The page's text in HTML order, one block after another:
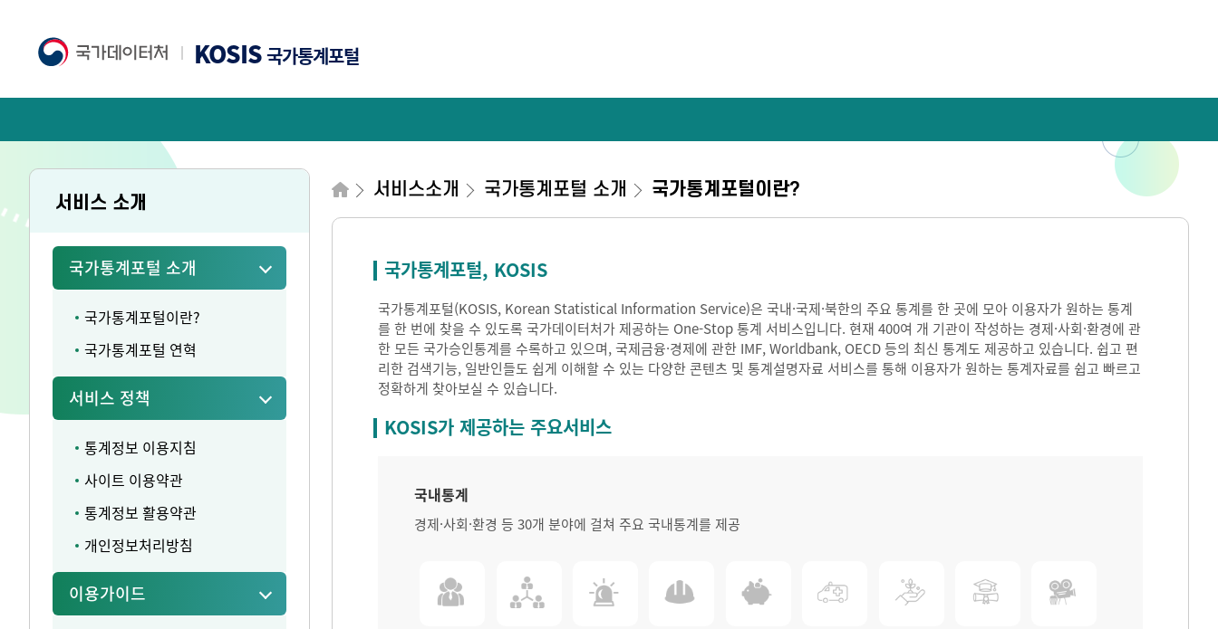
KOSIS국가통계포털
서비스 소개
국가통계포털 소개
국가통계포털이란?
국가통계포털 연혁
서비스 정책
통계정보 이용지침
사이트 이용약관
통계정보 활용약관
개인정보처리방침
이용가이드
서비스소개 국가통계포털 소개 국가통계포털이란?
국가통계포털, KOSIS
국가통계포털(KOSIS, Korean Statistical Information Service)은 국내·국제·북한의 주요 통계를 한 곳에 모아 이용자가 원하는 통계
를 한 번에 찾을 수 있도록 국가데이터처가 제공하는 One-Stop 통계 서비스입니다. 현재 400여 개 기관이 작성하는 경제·사회·환경에 관
한 모든 국가승인통계를 수록하고 있으며, 국제금융·경제에 관한 IMF, Worldbank, OECD 등의 최신 통계도 제공하고 있습니다. 쉽고 편
리한 검색기능, 일반인들도 쉽게 이해할 수 있는 다양한 콘텐츠 및 통계설명자료 서비스를 통해 이용자가 원하는 통계자료를 쉽고 빠르고
정확하게 찾아보실 수 있습니다.
KOSIS가 제공하는 주요서비스
국내통계
경제·사회·환경 등 30개 분야에 걸쳐 주요 국내통계를 제공